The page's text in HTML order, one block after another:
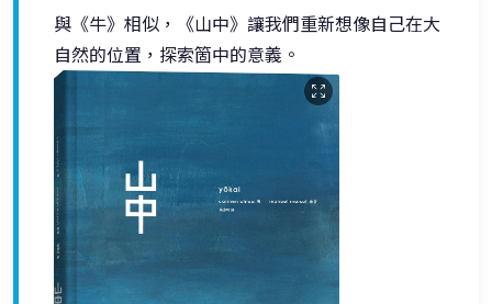
與《牛》相似，《山中》讓我們重新想像自己在大
自然的位置，探索箇中的意義。